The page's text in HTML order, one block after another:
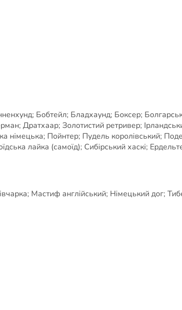
Бобтейл; Бладхаунд; Боксер;
Дратхаар; Золотистий ретривер;
Пойнтер; Пудель королівський;
лайка (самоїд); Сибірський хаскі;
Мастиф англійський; Німецький дог;